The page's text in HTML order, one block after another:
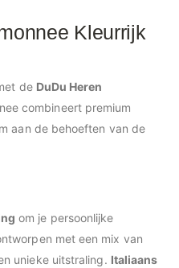
Kleurrijk
de DuDu Heren
combineert premium
aan de behoeften van de
om je persoonlijke
met een mix van
unieke uitstraling. Italiaans